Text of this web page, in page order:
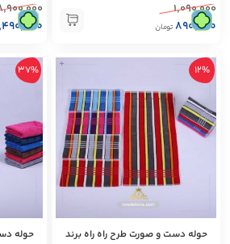
۱,۰۹۰,۰۰۰
۸۹۰,۰۰۰ تومان
+ 12%
حوله دست و صورت طرح راه راه برند
37%
حوله